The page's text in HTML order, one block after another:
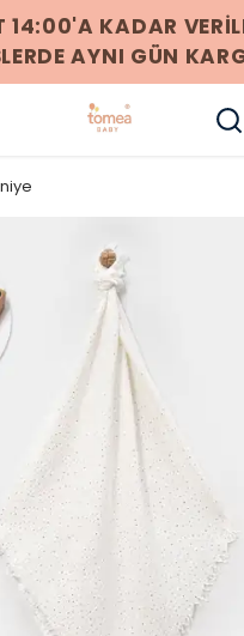
SSL SERTIFIKASI ILE
GÜVENLI ÖDEME